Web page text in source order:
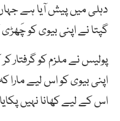
گپتا نے اپنی بیوی کو چَھڑی
پولیس نے ملزم کو گرفتار
اپنی بیوی کو اس لیے
اس کے لیے کھانا نہیں